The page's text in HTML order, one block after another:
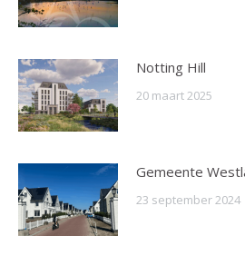
Notting Hill
20 maart 2025
Gemeente
23 september 2024